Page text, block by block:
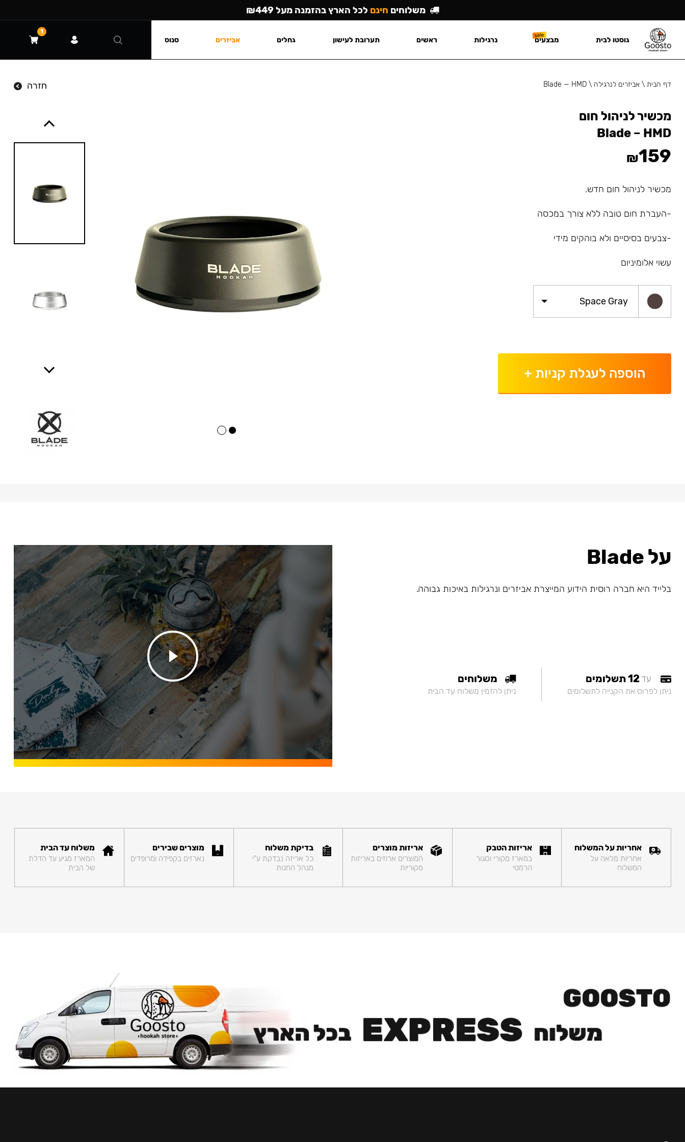
דף הבית\ אביזרים לנרגילה \
Blade — HMD חזרה
מכשיר לניהול חום
Blade – HMD
₪159
מכשיר לניהול חום חדש.
-העברת חום טובה ללא צורך במכסה
-צבעים בסיסיים ולא בוהקים מידי
עשוי אלומיניום
Space Gray
הוספה לעגלת קניות +
על Blade
בלייד היא חברה רוסית הידוע המייצרת אביזרים ונרגילות באיכות גבוהה.
עד12 תשלומים
ניתן לפרוס את הקנייה לתשלומים
משלוחים
ניתן להזמין משלוח עד הבית
אחריות על המשלוח
אחריות מלאה על
המשלוח
אריזות הטבק
במארז מקורי וסגור
הרמטי
אריזות מוצרים
המוצרים ארוזים באריזות
מקוריות
בדיקת משלוח
כל אריזה נבדקת ע"י
מנהל החנות
מוצרים שבירים
נארזים בקפידה ומרופדים
משלוח עד הבית
המארז מגיע עד הדלת
של הבית
משלוחים חינם לכל הארץ בהזמנה מעל ₪449
גוסטו לבית מבצעים נרגילות ראשים תערובת לעישון גחלים אביזרים סנוס
1